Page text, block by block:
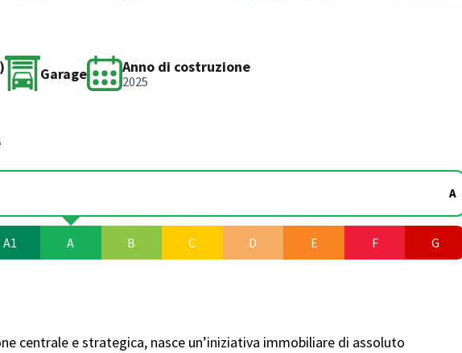
Garage Anno di costruzione
2025
A
A1 A B C D E F G
centrale e strategica, nasce un’iniziativa immobiliare di assoluto